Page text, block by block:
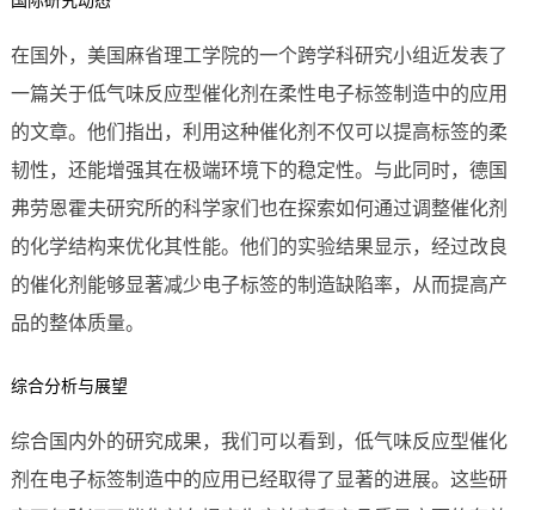
在国外，美国麻省理工学院的一个跨学科研究小组近发表了
一篇关于低气味反应型催化剂在柔性电子标签制造中的应用
的文章。他们指出，利用这种催化剂不仅可以提高标签的柔
韧性，还能增强其在极端环境下的稳定性。与此同时，德国
弗劳恩霍夫研究所的科学家们也在探索如何通过调整催化剂
的化学结构来优化其性能。他们的实验结果显示，经过改良
的催化剂能够显著减少电子标签的制造缺陷率，从而提高产
品的整体质量。
综合分析与展望
综合国内外的研究成果，我们可以看到，低气味反应型催化
剂在电子标签制造中的应用已经取得了显著的进展。这些研